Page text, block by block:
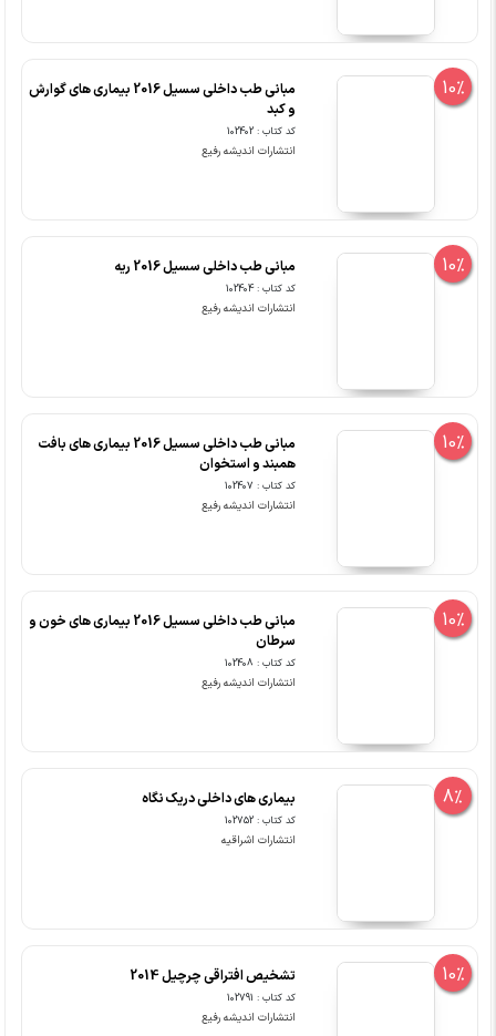
10%
مبانی طب داخلی سسیل 2016 بیماری های گوارش
و کبد
کد کتاب : 102402
انتشارات اندیشه رفیع
10% مبانی طب داخلی سسیل 2016 ریه
کد کتاب : 102404
انتشارات اندیشه رفیع
10%
مبانی طب داخلی سسیل 2016 بیماری های بافت
همبند و استخوان
کد کتاب : 102407
انتشارات اندیشه رفیع
10%
مبانی طب داخلی سسیل 2016 بیماری های خون و
سرطان
کد کتاب : 102408
انتشارات اندیشه رفیع
8% بیماری های داخلی دریک نگاه
کد کتاب : 102752
انتشارات اشراقیه
10% تشخیص افتراقی چرچیل 2014
کد کتاب : 102791
انتشارات اندیشه رفیع